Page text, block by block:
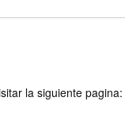
la siguiente pagina: